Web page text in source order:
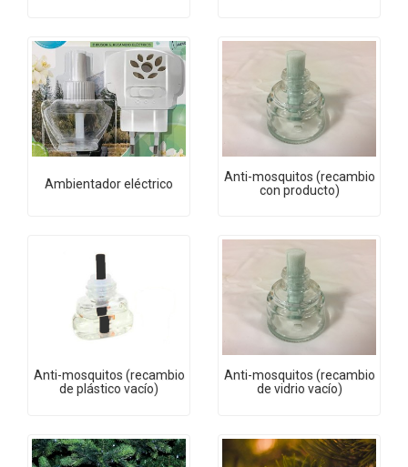
Ambientador eléctrico
Anti-mosquitos (recambio
con producto)
Anti-mosquitos (recambio
de plástico vacío)
Anti-mosquitos (recambio
de vidrio vacío)